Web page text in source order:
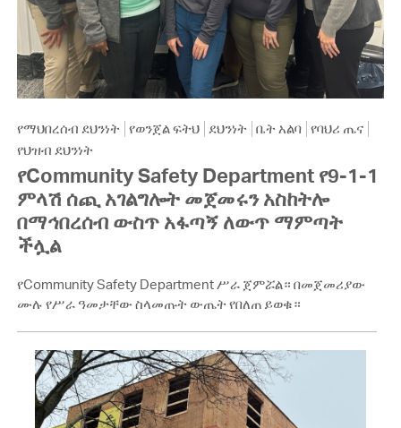
የማህበረሰብ ደህንነት የወንጀል ፍትህ ደህንነት ቤት አልባ የባህሪ ጤና
የህዝብ ደህንነት
የCommunity Safety Department የ9-1-1
ምላሽ ሰጪ አገልግሎት መጀመሩን አስከትሎ
በማኅበረሰብ ውስጥ አፋጣኝ ለውጥ ማምጣት
ችሏል
የCommunity Safety Department ሥራ ጀምሯል። በመጀመሪያው
ሙሉ የሥራ ዓመታቸው ስላመጡት ውጤት የበለጠ ይወቁ።